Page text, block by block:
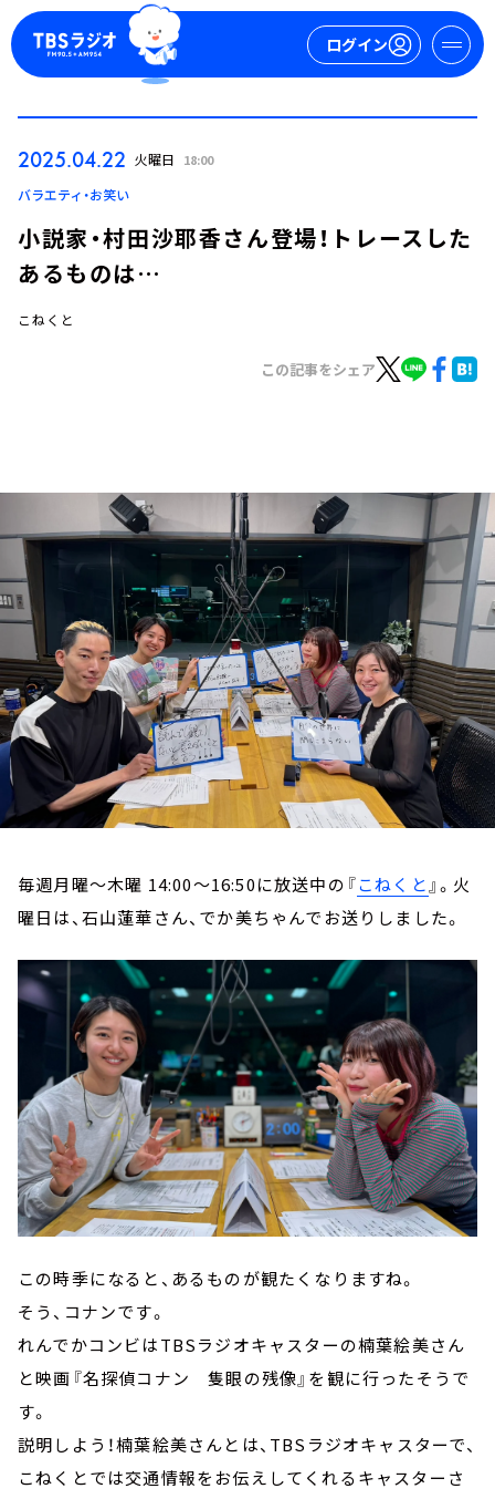
ログイン
ログイン
お知らせ
イベント・グッズ
YouTube
会社情報
2025.04.22 火曜日 18:00
バラエティ・お笑い
小説家・村田沙耶香さん登場！トレースした
あるものは…
こねくと
この記事をシェア
毎週月曜～木曜 14:00～16:50に放送中の『こねくと』。火
曜日は、石山蓮華さん、でか美ちゃんでお送りしました。
この時季になると、あるものが観たくなりますね。
そう、コナンです。
れんでかコンビはTBSラジオキャスターの楠葉絵美さん
と映画『名探偵コナン 隻眼の残像』を観に行ったそうで
す。
説明しよう！楠葉絵美さんとは、TBSラジオキャスターで、
こねくとでは交通情報をお伝えしてくれるキャスターさ